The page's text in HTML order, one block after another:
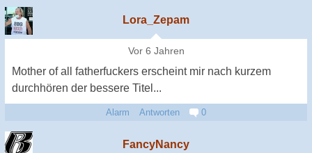
Lora_Zepam
Vor 6 Jahren
Mother of all fatherfuckers erscheint mir nach kurzem
durchhören der bessere Titel...
Alarm Antworten 0
FancyNancy